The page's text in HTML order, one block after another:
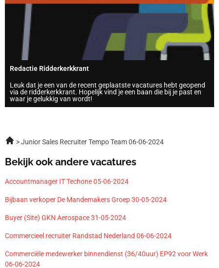
Redactie Ridderkerkkrant
Leuk dat je een van de recent geplaatste vacatures hebt geopend
via de ridderkerkkrant. Hopelijk vind je een baan die bij je past en
waar je gelukkig van wordt!
Junior Sales Recruiter Tempo Team 06-06-2024
Bekijk ook andere vacatures
Accountmanager IT Techone 05-06-2024
Bijbaan verkoper De Mandemakers Groep 30-05-2024
Buyer (Site) GKN Aerospace 31-05-2024
Commercieel recruiter Randstad Nederland 06-06-2024
Commerciële medewerker binnendienst (36/40uur) EP92 voor Werk
06-06-2024